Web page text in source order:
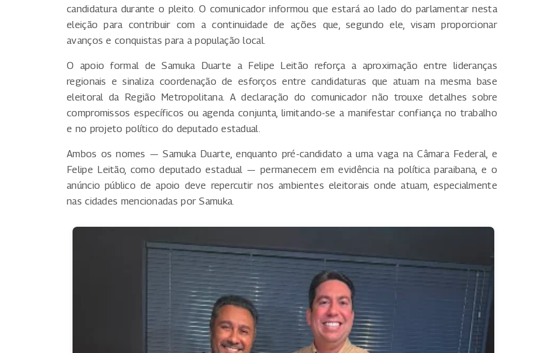
candidatura durante o pleito. O comunicador informou que estará ao lado do parlamentar nesta
eleição para contribuir com a continuidade de ações que, segundo ele, visam proporcionar
avanços e conquistas para a população local.
O apoio formal de Samuka Duarte a Felipe Leitão reforça a aproximação entre lideranças
regionais e sinaliza coordenação de esforços entre candidaturas que atuam na mesma base
eleitoral da Região Metropolitana. A declaração do comunicador não trouxe detalhes sobre
compromissos específicos ou agenda conjunta, limitando-se a manifestar confiança no trabalho
e no projeto político do deputado estadual.
Ambos os nomes — Samuka Duarte, enquanto pré-candidato a uma vaga na Câmara Federal, e
Felipe Leitão, como deputado estadual — permanecem em evidência na política paraibana, e o
anúncio público de apoio deve repercutir nos ambientes eleitorais onde atuam, especialmente
nas cidades mencionadas por Samuka.